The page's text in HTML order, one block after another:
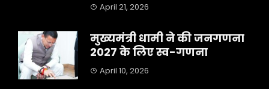
April 21, 2026
मुख्यमंत्री धामी ने की जनगणना
2027 के लिए स्व-गणना
April 10, 2026